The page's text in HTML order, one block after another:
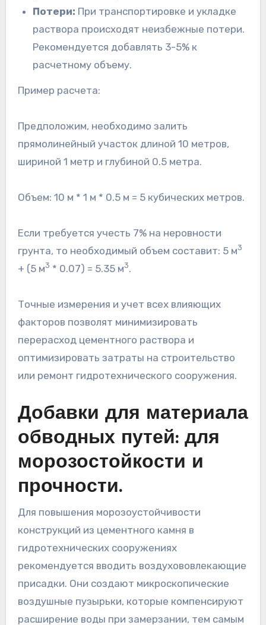
Потери: При транспортировке и укладке
раствора происходят неизбежные потери.
Рекомендуется добавлять 3-5% к
расчетному объему.
Пример расчета:
Предположим, необходимо залить
прямолинейный участок длиной 10 метров,
шириной 1 метр и глубиной 0.5 метра.
Объем: 10 м * 1 м * 0.5 м = 5 кубических метров.
Если требуется учесть 7% на неровности
грунта, то необходимый объем составит: 5 м3
+ (5 м3 * 0.07) = 5.35 м3.
Точные измерения и учет всех влияющих
факторов позволят минимизировать
перерасход цементного раствора и
оптимизировать затраты на строительство
или ремонт гидротехнического сооружения.
Добавки для материала
обводных путей: для
морозостойкости и
прочности.
Для повышения морозоустойчивости
конструкций из цементного камня в
гидротехнических сооружениях
рекомендуется вводить воздухововлекающие
присадки. Они создают микроскопические
воздушные пузырьки, которые компенсируют
расширение воды при замерзании, тем самым